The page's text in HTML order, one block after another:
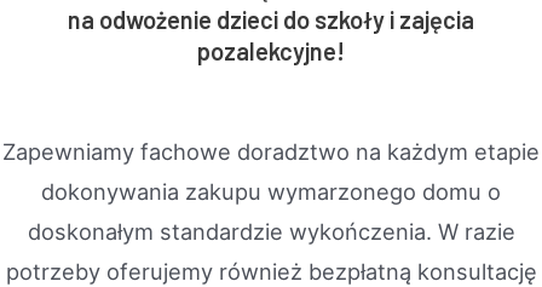
na odwożenie dzieci do szkoły i zajęcia
pozalekcyjne!
Zapewniamy fachowe doradztwo na każdym etapie
dokonywania zakupu wymarzonego domu o
doskonałym standardzie wykończenia. W razie
potrzeby oferujemy również bezpłatną konsultację